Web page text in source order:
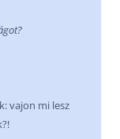
vajon mi lesz